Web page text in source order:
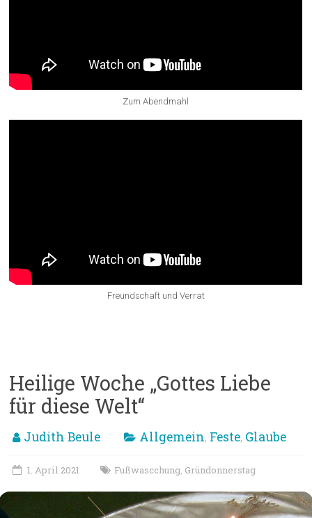
Zum Abendmahl
Freundschaft und Verrat
Heilige Woche „Gottes Liebe
für diese Welt“
Judith Beule Allgemein, Feste, Glaube
1. April 2021 Fußwascchung, Gründonnerstag